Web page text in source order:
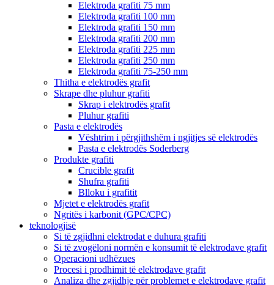
Elektroda grafiti 75 mm
Elektroda grafiti 100 mm
Elektroda grafiti 150 mm
Elektroda grafiti 200 mm
Elektroda grafiti 225 mm
Elektroda grafiti 250 mm
Elektroda grafiti 75-250 mm
Thitha e elektrodës grafit
Skrape dhe pluhur grafiti
Skrap i elektrodës grafit
Pluhur grafiti
Pasta e elektrodës
Vështrim i përgjithshëm i ngjitjes së elektrodës
Pasta e elektrodës Soderberg
Produkte grafiti
Crucible grafit
Shufra grafiti
Blloku i grafitit
Mjetet e elektrodës grafit
Ngritës i karbonit (GPC/CPC)
teknologjisë
Si të zgjidhni elektrodat e duhura grafiti
Si të zvogëloni normën e konsumit të elektrodave grafit
Operacioni udhëzues
Procesi i prodhimit të elektrodave grafit
Analiza dhe zgjidhje për problemet e elektrodave grafit